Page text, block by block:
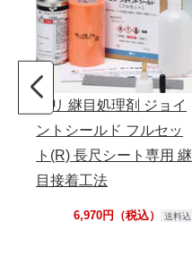
東リ 継目処理剤 ジョイ
ントシールド フルセッ
ト(R) 長尺シート専用 継
目接着工法
6,970円（税込） 送料込